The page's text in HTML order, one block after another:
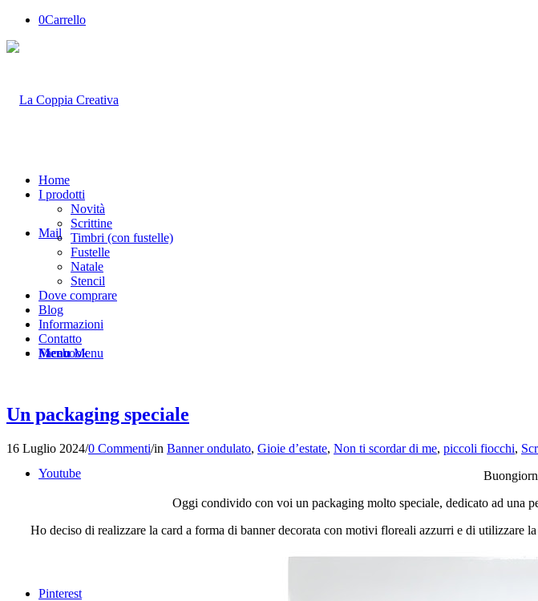
0Carrello
Mail
Facebook
Youtube
Pinterest
Home
I prodotti
Novità
Scrittine
Timbri (con fustelle)
Fustelle
Natale
Stencil
Dove comprare
Blog
Informazioni
Contatto
Menu Menu
Un packaging speciale
16 Luglio 2024/0 Commenti/in Banner ondulato, Gioie d’estate, Non ti scordar di me, piccoli fiocchi,
Oggi condivido con voi un packaging molto speciale, dedicato ad una
Ho deciso di realizzare la card a forma di banner decorata con motivi floreali azzurri e di utilizzare